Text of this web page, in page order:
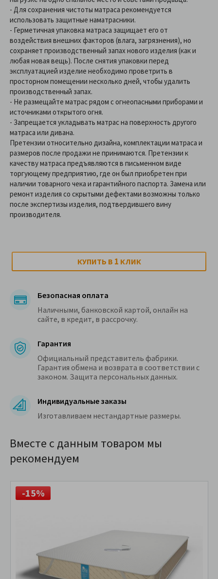
- Для сохранения чистоты матраса рекомендуется
использовать защитные наматрасники.
- Герметичная упаковка матраса защищает его от
воздействия внешних факторов (влага, загрязнения), но
сохраняет производственный запах нового изделия (как и
любая новая вещь). После снятия упаковки перед
эксплуатацией изделие необходимо проветрить в
просторном помещении несколько дней, чтобы удалить
производственный запах.
- Не размещайте матрас рядом с огнеопасными приборами и
источниками открытого огня.
- Запрещается укладывать матрас на поверхность другого
матраса или дивана.
Претензии относительно дизайна, комплектации матраса и
размеров после продажи не принимаются. Претензии к
качеству матраса предъявляются в письменном виде
торгующему предприятию, где он был приобретен при
наличии товарного чека и гарантийного паспорта. Замена или
ремонт изделия со скрытыми дефектами возможны только
после экспертизы изделия, подтвердившего вину
производителя.
КУПИТЬ В 1 КЛИК
Безопасная оплата
Наличными, банковской картой, онлайн на
сайте, в кредит, в рассрочку.
Гарантия
Официальный представитель фабрики.
Гарантия обмена и возврата в соответствии с
законом. Защита персональных данных.
Индивидуальные заказы
Изготавливаем нестандартные размеры.
Вместе с данным товаром мы
рекомендуем
-15%